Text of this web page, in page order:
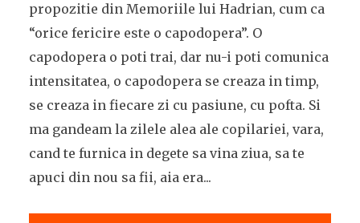
propozitie din Memoriile lui Hadrian, cum ca
“orice fericire este o capodopera”. O
capodopera o poti trai, dar nu-i poti comunica
intensitatea, o capodopera se creaza in timp,
se creaza in fiecare zi cu pasiune, cu pofta. Si
ma gandeam la zilele alea ale copilariei, vara,
cand te furnica in degete sa vina ziua, sa te
apuci din nou sa fii, aia era...